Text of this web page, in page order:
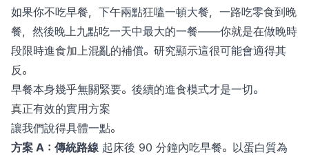
如果你不吃早餐，下午兩點狂嗑一頓大餐，一路吃零食到晚
餐，然後晚上九點吃一天中最大的一餐——你就是在做晚時
段限時進食加上混亂的補償。研究顯示這很可能會適得其
反。
早餐本身幾乎無關緊要。後續的進食模式才是一切。
真正有效的實用方案
讓我們說得具體一點。
方案 A：傳統路線 起床後 90 分鐘內吃早餐。以蛋白質為